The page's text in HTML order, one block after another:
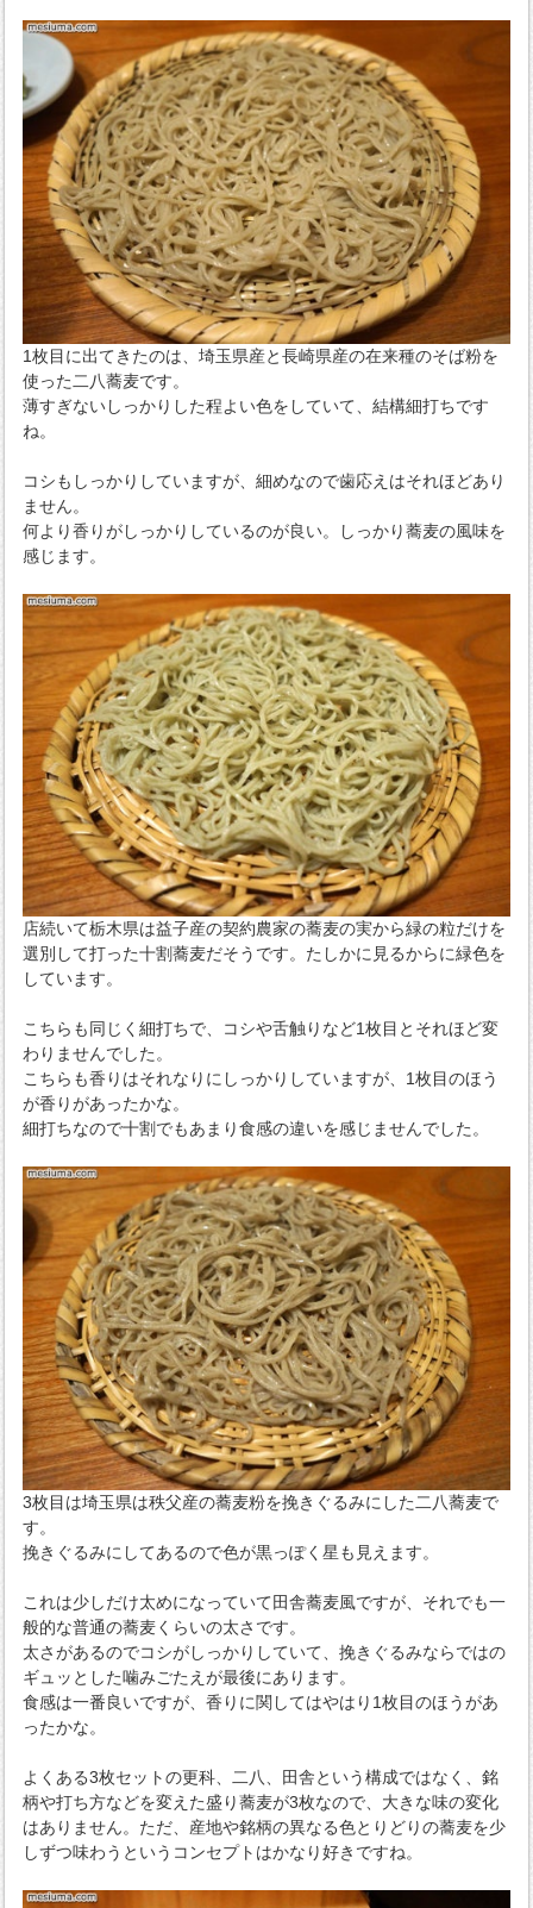
1枚目に出てきたのは、埼玉県産と長崎県産の在来種のそば粉を
使った二八蕎麦です。
薄すぎないしっかりした程よい色をしていて、結構細打ちです
ね。
コシもしっかりしていますが、細めなので歯応えはそれほどあり
ません。
何より香りがしっかりしているのが良い。しっかり蕎麦の風味を
感じます。
店続いて栃木県は益子産の契約農家の蕎麦の実から緑の粒だけを
選別して打った十割蕎麦だそうです。たしかに見るからに緑色を
しています。
こちらも同じく細打ちで、コシや舌触りなど1枚目とそれほど変
わりませんでした。
こちらも香りはそれなりにしっかりしていますが、1枚目のほう
が香りがあったかな。
細打ちなので十割でもあまり食感の違いを感じませんでした。
3枚目は埼玉県は秩父産の蕎麦粉を挽きぐるみにした二八蕎麦で
す。
挽きぐるみにしてあるので色が黒っぽく星も見えます。
これは少しだけ太めになっていて田舎蕎麦風ですが、それでも一
般的な普通の蕎麦くらいの太さです。
太さがあるのでコシがしっかりしていて、挽きぐるみならではの
ギュッとした噛みごたえが最後にあります。
食感は一番良いですが、香りに関してはやはり1枚目のほうがあ
ったかな。
よくある3枚セットの更科、二八、田舎という構成ではなく、銘
柄や打ち方などを変えた盛り蕎麦が3枚なので、大きな味の変化
はありません。ただ、産地や銘柄の異なる色とりどりの蕎麦を少
しずつ味わうというコンセプトはかなり好きですね。